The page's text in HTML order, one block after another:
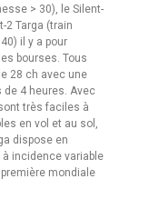
> 30), le Silent-
2 Targa (train
il y a pour
bourses. Tous
28 ch avec une
de 4 heures. Avec
très faciles à
en vol et au sol,
dispose en
à incidence variable
mondiale